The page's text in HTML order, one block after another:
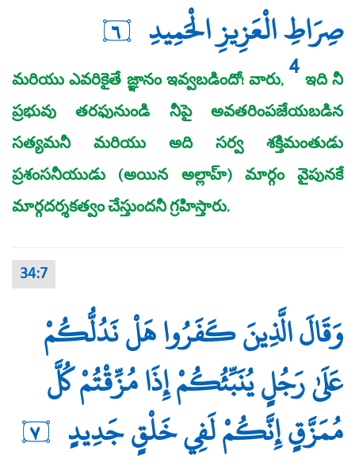
صِرَاطِ الْعَزِيزِ الْحَمِيدِ
٦
మరియు ఎవరికైతే జ్ఞానం ఇవ్వబడిందో! వారు, 4 ఇది నీ
ప్రభువు తరఫునుండి నీపై అవతరింపజేయబడిన
సత్యమనీ మరియు అది సర్వ శక్తిమంతుడు
ప్రశంసనీయుడు (అయిన అల్లాహ్‌) మార్గం వైపునకే
మార్గదర్శకత్వం చేస్తుందనీ గ్రహిస్తారు.
34:7
وَقَالَ الَّذِينَ كَفَرُوا هَلْ نَدُلُّكُمْ
عَلَىٰ رَجُلٍ يُنَبِّئُكُمْ إِذَا مُزِّقْتُمْ كُلَّ
مُمَزَّقٍ إِنَّكُمْ لَفِي خَلْقٍ جَدِيدٍ
٧